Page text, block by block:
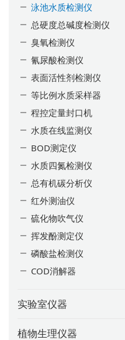
泳池水质检测仪
总硬度总碱度检测仪
臭氧检测仪
氰尿酸检测仪
表面活性剂检测仪
等比例水质采样器
程控定量封口机
水质在线监测仪
BOD测定仪
水质四氮检测仪
总有机碳分析仪
红外测油仪
硫化物吹气仪
挥发酚测定仪
磷酸盐检测仪
COD消解器
实验室仪器
植物生理仪器